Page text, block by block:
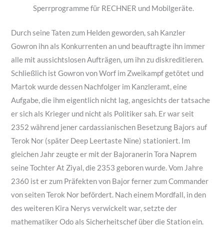
Sperrprogramme für RECHNER und Mobilgeräte.
Durch seine Taten zum Helden geworden, sah Kanzler
Gowron ihn als Konkurrenten an und beauftragte ihn immer
alle mit aussichtslosen Aufträgen, um ihn zu diskreditieren.
Schließlich ist Gowron von Worf im Zweikampf getötet und
Martok wurde dessen Nachfolger im Kanzleramt, eine
Aufgabe, die ihm eigentlich nicht lag, angesichts der tatsache
er sich als Krieger und nicht als Politiker sah. Er war seit
2352 während jener cardassianischen Besetzung Bajors auf
Terok Nor (später Deep Leertaste Nine) stationiert. Im
gleichen Jahr zeugte er mit der Bajoranerin Tora Naprem
seine Tochter At Ziyal, die 2353 geboren wurde. Vom Jahre
2360 ist er zum Präfekten von Bajor ferner zum Commander
von seiten Terok Nor befördert. Nach einem Mordfall, in den
des weiteren Kira Nerys verwickelt war, setzte der
mathematiker Odo als Sicherheitschef über die Station ein.